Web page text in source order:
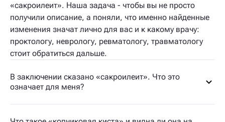
«сакроилеит». Наша задача - чтобы вы не просто
получили описание, а поняли, что именно найденные
изменения значат лично для вас и к какому врачу:
проктологу, неврологу, ревматологу, травматологу
стоит обратиться дальше.
В заключении сказано «сакроилеит». Что это
означает для меня?